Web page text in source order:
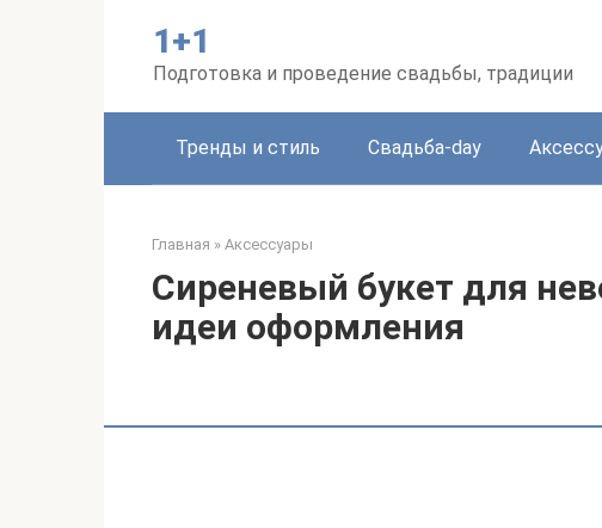
1+1
Подготовка и проведение свадьбы, традиции
Тренды и стиль Свадьба-day
Главная » Аксессуары
Сиреневый букет для
идеи оформления